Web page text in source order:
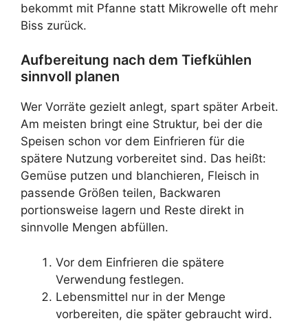
bekommt mit Pfanne statt Mikrowelle oft mehr
Biss zurück.
Aufbereitung nach dem Tiefkühlen
sinnvoll planen
Wer Vorräte gezielt anlegt, spart später Arbeit.
Am meisten bringt eine Struktur, bei der die
Speisen schon vor dem Einfrieren für die
spätere Nutzung vorbereitet sind. Das heißt:
Gemüse putzen und blanchieren, Fleisch in
passende Größen teilen, Backwaren
portionsweise lagern und Reste direkt in
sinnvolle Mengen abfüllen.
Vor dem Einfrieren die spätere
Verwendung festlegen.
Lebensmittel nur in der Menge
vorbereiten, die später gebraucht wird.